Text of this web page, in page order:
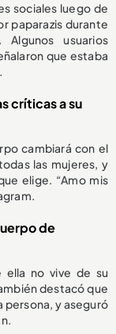
sociales luego de
paparazis durante
Algunos usuarios
que estaba
críticas a su
cambiará con el
las mujeres, y
elige. “Amo mis
de
ella no vive de su
destacó que
persona, y aseguró